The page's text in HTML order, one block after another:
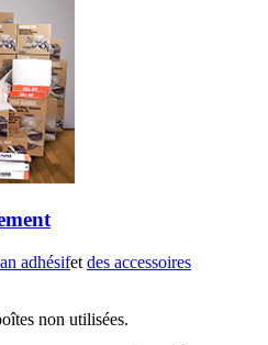
adhésifet des accessoires
non utilisées.